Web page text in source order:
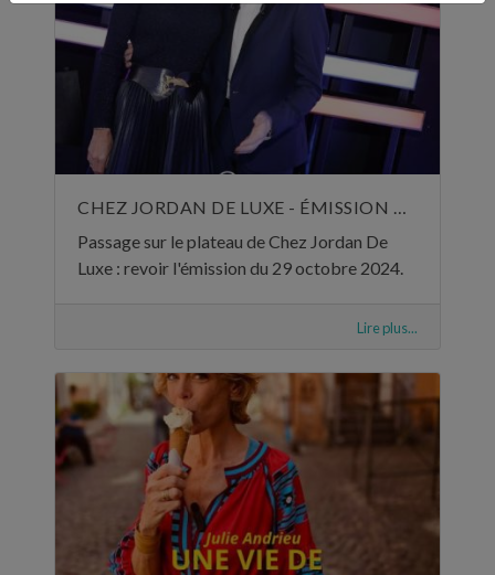
CHEZ JORDAN DE LUXE - ÉMISSION DU 29 OCTOBRE 2024
Passage sur le plateau de Chez Jordan De
Luxe : revoir l'émission du 29 octobre 2024.
Lire plus...